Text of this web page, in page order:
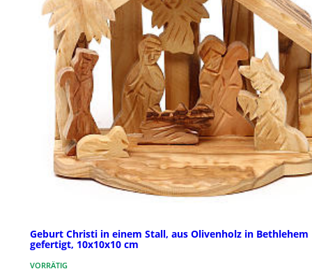
Geburt Christi in einem Stall, aus Olivenholz in Bethlehem
gefertigt, 10x10x10 cm
VORRÄTIG